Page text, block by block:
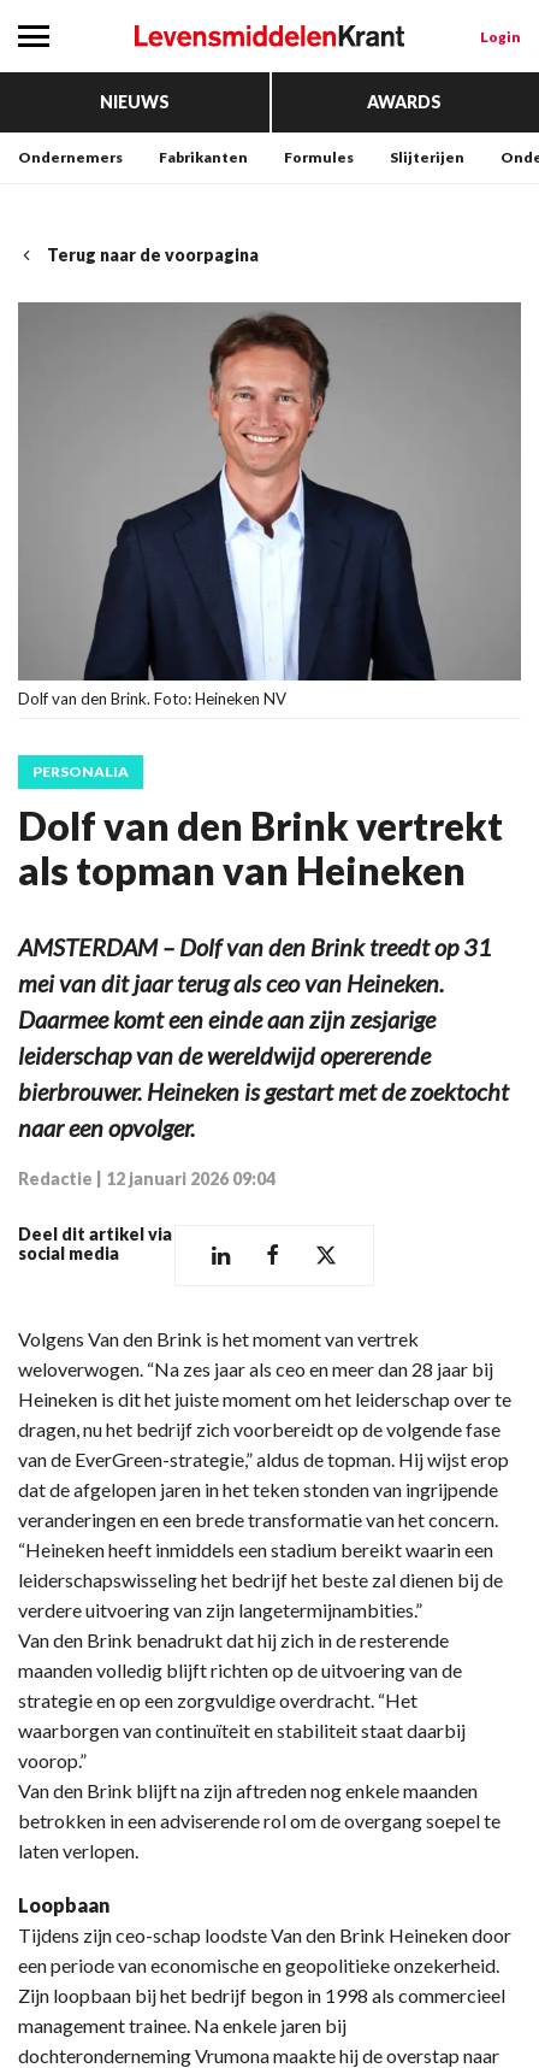
Login
NIEUWS AWARDS
Ondernemers Fabrikanten Formules Slijterijen
Terug naar de voorpagina
Dolf van den Brink. Foto: Heineken NV
PERSONALIA
Dolf van den Brink vertrekt
als topman van Heineken
AMSTERDAM – Dolf van den Brink treedt op 31
mei van dit jaar terug als ceo van Heineken.
Daarmee komt een einde aan zijn zesjarige
leiderschap van de wereldwijd opererende
bierbrouwer. Heineken is gestart met de zoektocht
naar een opvolger.
Redactie 12 januari 2026 09:04
Deel dit artikel via
social media
Volgens Van den Brink is het moment van vertrek
weloverwogen. “Na zes jaar als ceo en meer dan 28 jaar bij
Heineken is dit het juiste moment om het leiderschap over te
dragen, nu het bedrijf zich voorbereidt op de volgende fase
van de EverGreen-strategie,” aldus de topman. Hij wijst erop
dat de afgelopen jaren in het teken stonden van ingrijpende
veranderingen en een brede transformatie van het concern.
“Heineken heeft inmiddels een stadium bereikt waarin een
leiderschapswisseling het bedrijf het beste zal dienen bij de
verdere uitvoering van zijn langetermijnambities.”
Van den Brink benadrukt dat hij zich in de resterende
maanden volledig blijft richten op de uitvoering van de
strategie en op een zorgvuldige overdracht. “Het
waarborgen van continuïteit en stabiliteit staat daarbij
voorop.”
Van den Brink blijft na zijn aftreden nog enkele maanden
betrokken in een adviserende rol om de overgang soepel te
laten verlopen.
Loopbaan
Tijdens zijn ceo-schap loodste Van den Brink Heineken door
een periode van economische en geopolitieke onzekerheid.
Zijn loopbaan bij het bedrijf begon in 1998 als commercieel
management trainee. Na enkele jaren bij
dochteronderneming Vrumona maakte hij de overstap naar